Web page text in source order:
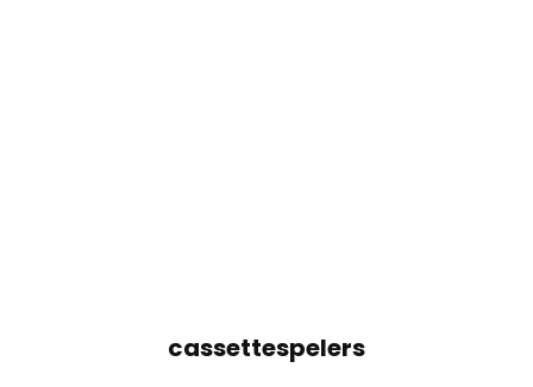
cassettespelers